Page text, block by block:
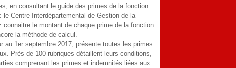
en consultant le guide des primes de la fonction
Centre Interdépartemental de Gestion de la
le montant de chaque prime de la fonction
la méthode de calcul.
au 1er septembre 2017, présente toutes les primes
Près de 100 rubriques détaillent leurs conditions,
comprenant les primes et indemnités liées aux